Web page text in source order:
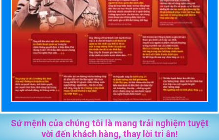
Sứ mệnh của chúng tôi là mang trải nghiệm tuyệt
vời đến khách hàng, thay lời tri ân!